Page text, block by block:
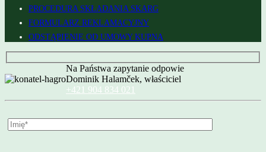
PROCEDURA SKŁADANIA SKARG
FORMULARZ REKLAMACYJNY
ODSTĄPIENIE OD UMOWY KUPNA
Na Państwa zapytanie odpowie
Dominik Halamček, właściciel
+421 904 834 021